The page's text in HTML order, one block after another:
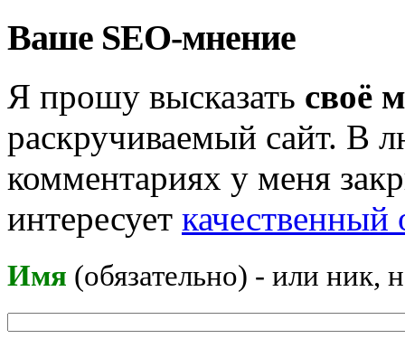
Ваше SEO-мнение
Я прошу высказать своё
раскручиваемый сайт. В
комментариях у меня
интересует
Имя (обязательно) - или ник,